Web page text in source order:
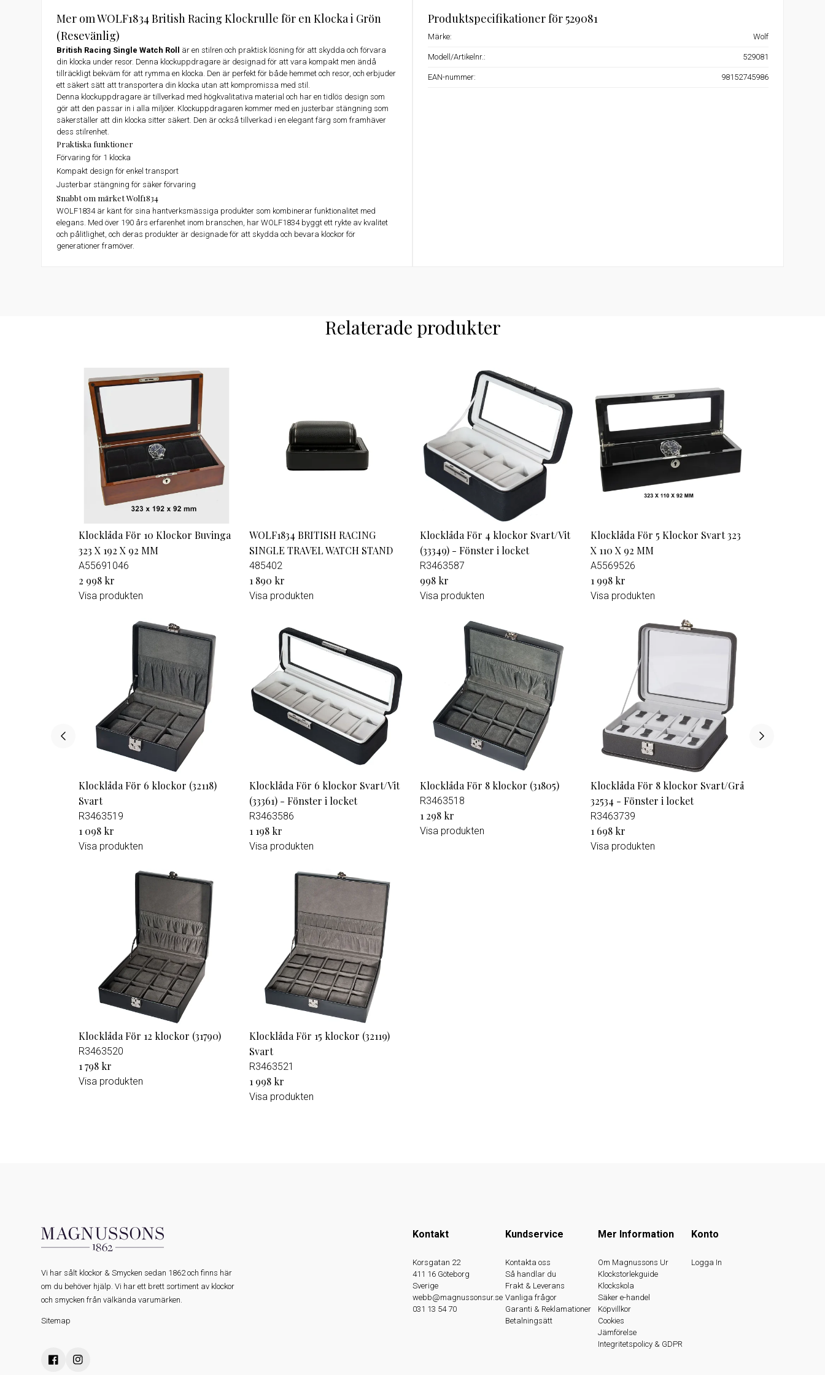
Mer om WOLF1834 British Racing Klockrulle för en Klocka i Grön
(Resevänlig)
British Racing Single Watch Roll
är en stilren och praktisk lösning för att skydda och förvara
din klocka under resor. Denna klockuppdragare är designad för att vara kompakt men ändå
tillräckligt bekväm för att rymma en klocka. Den är perfekt för både hemmet och resor, och erbjuder
ett säkert sätt att transportera din klocka utan att kompromissa med stil.
Denna klockuppdragare är tillverkad med högkvalitativa material och har en tidlös design som
gör att den passar in i alla miljöer. Klockuppdragaren kommer med en justerbar stängning som
säkerställer att din klocka sitter säkert. Den är också tillverkad i en elegant färg som framhäver
dess stilrenhet.
Praktiska funktioner
Förvaring för 1 klocka
Kompakt design för enkel transport
Justerbar stängning för säker förvaring
Snabbt om märket Wolf1834
WOLF1834 är känt för sina hantverksmässiga produkter som kombinerar funktionalitet med
elegans. Med över 190 års erfarenhet inom branschen, har WOLF1834 byggt ett rykte av kvalitet
och pålitlighet, och deras produkter är designade för att skydda och bevara klockor för
generationer framöver.
Produktspecifikationer för 529081
Märke: Wolf
Modell/Artikelnr.: 529081
EAN-nummer: 98152745986
Relaterade produkter
Klocklåda För 10 Klockor Buvinga
323 X 192 X 92 MM
A55691046
2 998 kr
Visa produkten
WOLF1834 BRITISH RACING
SINGLE TRAVEL WATCH STAND
485402
1 890 kr
Visa produkten
Klocklåda För 4 klockor Svart/Vit
(33349) - Fönster i locket
R3463587
998 kr
Visa produkten
Klocklåda För 5 Klockor Svart 323
X 110 X 92 MM
A5569526
1 998 kr
Visa produkten
Klocklåda För 6 klockor (32118)
Svart
R3463519
1 098 kr
Visa produkten
Klocklåda För 6 klockor Svart/Vit
(33361) - Fönster i locket
R3463586
1 198 kr
Visa produkten
Klocklåda För 8 klockor (31805)
R3463518
1 298 kr
Visa produkten
Klocklåda För 8 klockor Svart/Grå
32534 - Fönster i locket
R3463739
1 698 kr
Visa produkten
Klocklåda För 12 klockor (31790)
R3463520
1 798 kr
Visa produkten
Klocklåda För 15 klockor (32119)
Svart
R3463521
1 998 kr
Visa produkten
Vi har sålt klockor & Smycken sedan 1862 och finns här
om du behöver hjälp. Vi har ett brett sortiment av klockor
och smycken från välkända varumärken.
Sitemap
Kontakt
Korsgatan 22
411 16 Göteborg
Sverige
webb@magnussonsur.se
031 13 54 70
Kundservice
Kontakta oss
Så handlar du
Frakt & Leverans
Vanliga frågor
Garanti & Reklamationer
Betalningsätt
Mer Information
Om Magnussons Ur
Klockstorlekguide
Klockskola
Säker e-handel
Köpvillkor
Cookies
Jämförelse
Integritetspolicy & GDPR
Konto
Logga In